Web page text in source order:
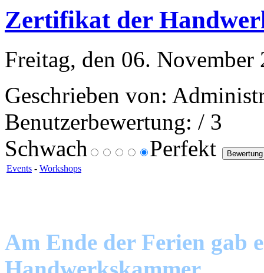
Zertifikat der
Freitag, den 06.
Geschrieben von:
Benutzerbewertung: / 3
Schwach
Perfekt
Events - Workshops
Am Ende der Ferien gab